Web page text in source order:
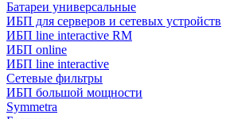
Батареи универсальные
ИБП для серверов и сетевых устройств
ИБП line interactive RM
ИБП online
ИБП linе interactive
Сетевые фильтры
ИБП большой мощности
Symmetra